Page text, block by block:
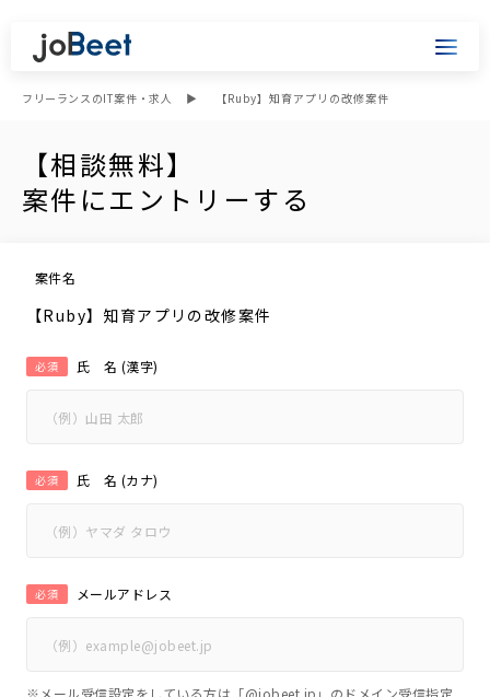
フリーランスのIT案件・求人 【Ruby】知育アプリの改修案件
【相談無料】
案件にエントリーする
案件名
【Ruby】知育アプリの改修案件
氏 名 (漢字)
必須
氏 名 (カナ)
必須
メールアドレス
必須
※メール受信設定をしている方は「@jobeet.jp」のドメイン受信指定